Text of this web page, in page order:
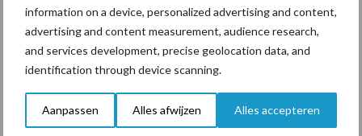
information on a device, personalized advertising and content,
advertising and content measurement, audience research,
and services development, precise geolocation data, and
identification through device scanning.
Aanpassen Alles afwijzen Alles accepteren
De speenhuid: een vaak
onderschatte risicofactor voor
mastitis
ForFarmers ziet volume en
marktaandeel groeien in krimpende